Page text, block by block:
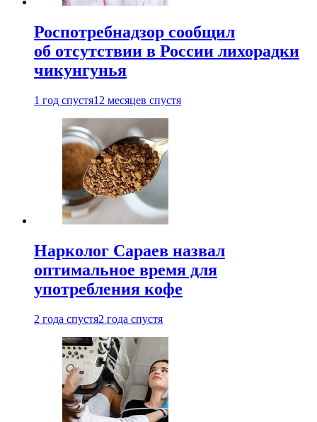
Роспотребнадзор сообщил
об отсутствии в России лихорадки
чикунгунья
1 год спустя12 месяцев спустя
Нарколог Сараев назвал
оптимальное время для
употребления кофе
2 года спустя2 года спустя